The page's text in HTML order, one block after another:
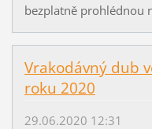
bezplatně prohlédnou
Vrakodávný dub
roku 2020
29.06.2020 12:31